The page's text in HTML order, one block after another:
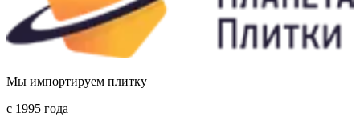
Мы импортируем плитку
c 1995 года